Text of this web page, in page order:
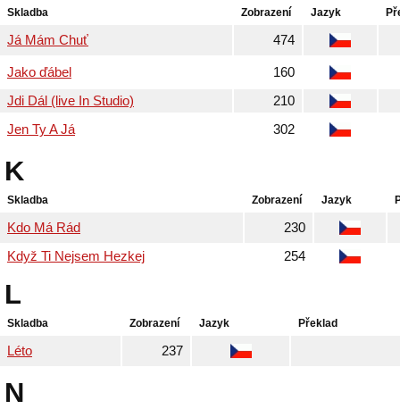
Skladba Zobrazení Jazyk
Já Mám Chuť 474
Jako ďábel
160
Jdi Dál (live In Studio)
210
Jen Ty A Já
302
K
Skladba Zobrazení Jazyk
Kdo Má Rád
230
Když Ti Nejsem Hezkej
254
L
Skladba Zobrazení Jazyk Překlad
Léto 237
N